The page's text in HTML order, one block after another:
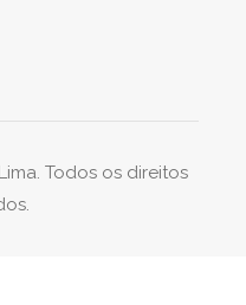
Todos os direitos